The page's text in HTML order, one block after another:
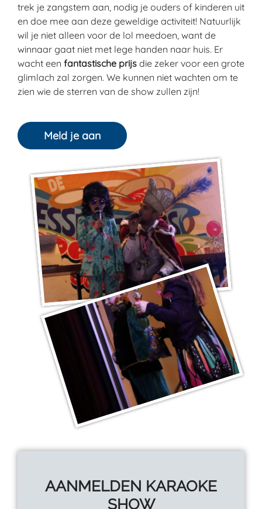
trek je zangstem aan, nodig je ouders of kinderen uit
en doe mee aan deze geweldige activiteit! Natuurlijk
wil je niet alleen voor de lol meedoen, want de
winnaar gaat niet met lege handen naar huis. Er
wacht een fantastische prijs die zeker voor een grote
glimlach zal zorgen. We kunnen niet wachten om te
zien wie de sterren van de show zullen zijn!
Meld je aan
AANMELDEN KARAOKE
SHOW